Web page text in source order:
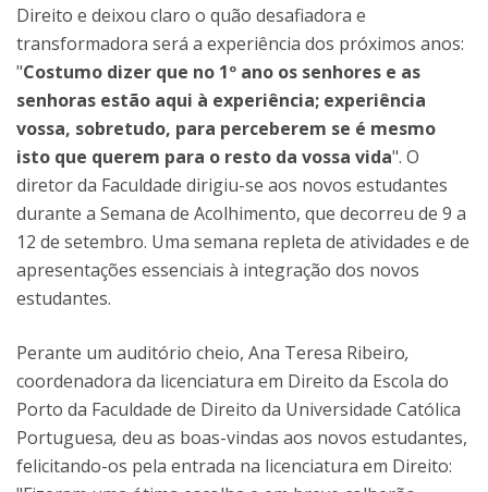
Direito e deixou claro o quão desafiadora e
transformadora será a experiência dos próximos anos:
"Costumo dizer que no 1º ano os senhores e as
senhoras estão aqui à experiência; experiência
vossa, sobretudo, para perceberem se é mesmo
isto que querem para o resto da vossa vida". O
diretor da Faculdade dirigiu-se aos novos estudantes
durante a Semana de Acolhimento, que decorreu de 9 a
12 de setembro. Uma semana repleta de atividades e de
apresentações essenciais à integração dos novos
estudantes.
Perante um auditório cheio, Ana Teresa Ribeiro,
coordenadora da licenciatura em Direito da Escola do
Porto da Faculdade de Direito da Universidade Católica
Portuguesa, deu as boas-vindas aos novos estudantes,
felicitando-os pela entrada na licenciatura em Direito: